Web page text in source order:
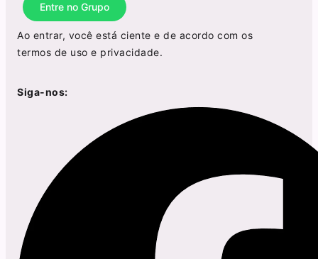
Entre no Grupo
Ao entrar, você está ciente e de acordo com os
termos de uso e privacidade.
Siga-nos: